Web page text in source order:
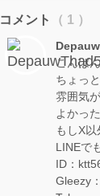
コメント （ 1 ）
こんば
ちょっ
雰囲気
よかっ
もしX以
LINEで
ID：
Gleezy